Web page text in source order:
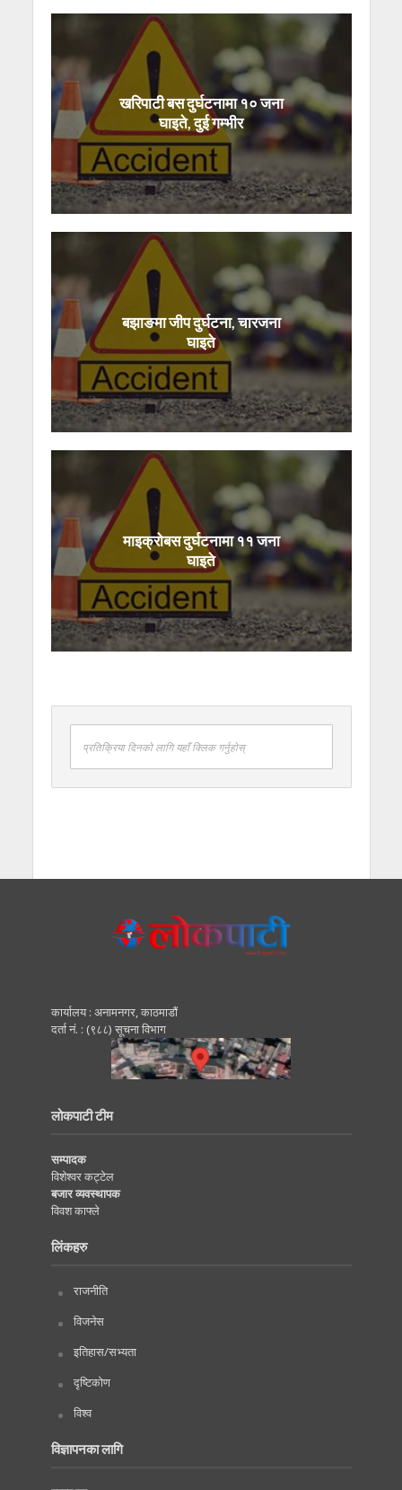
खरिपाटी बस दुर्घटनामा १० जना
घाइते, दुई गम्भीर
बझाङमा जीप दुर्घटना, चारजना
घाइते
माइक्रोबस दुर्घटनामा ११ जना
घाइते
प्रतिक्रिया दिनको लागि यहाँ क्लिक गर्नुहोस्
कार्यालय : अनामनगर, काठमाडाैं
दर्ता नं. : (९८८) सूचना विभाग
लोकपाटी टीम
सम्पादक
विशेश्वर कट्टेल
बजार व्यवस्थापक
विवश काफ्ले
लिंकहरु
राजनीति
विजनेस
इतिहास/सभ्यता
दृष्टिकोण
विश्व
विज्ञापनका लागि